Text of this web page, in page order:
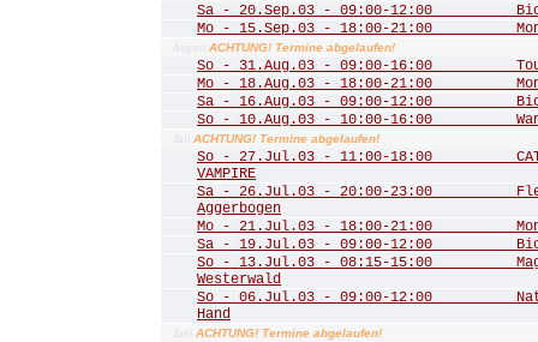
Sa - 20.Sep.03 - 09:00-12:00
Mo - 15.Sep.03 - 18:00-21:00
August ACHTUNG! Termine abgelaufen!
So - 31.Aug.03 - 09:00-16:00 Tour
Mo - 18.Aug.03 - 18:00-21:00
Sa - 16.Aug.03 - 09:00-12:00
So - 10.Aug.03 - 10:00-16:00
Juli ACHTUNG! Termine abgelaufen!
So - 27.Jul.03 - 11:00-18:00 CATS
VAMPIRE
Sa - 26.Jul.03 - 20:00-23:00
Aggerbogen
Mo - 21.Jul.03 - 18:00-21:00
Sa - 19.Jul.03 - 09:00-12:00
So - 13.Jul.03 - 08:15-15:00
Westerwald
So - 06.Jul.03 - 09:00-12:00
Hand
Juni ACHTUNG! Termine abgelaufen!